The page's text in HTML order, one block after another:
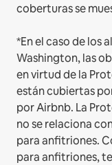
coberturas se
*En el caso de los
Washington, las
en virtud de la
están cubiertas
por Airbnb. La
no se relaciona
para anfitriones.
para anfitriones,